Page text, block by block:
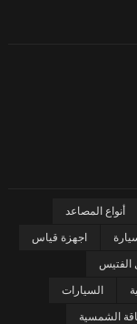
أنواع المصاعد
اجهزة قياس
الفتيس
السيارات
الشمسية